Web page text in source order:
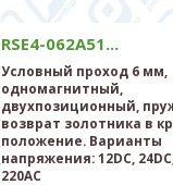
RSE4-062A51...
Условный проход 6 мм,
одномагнитный,
двухпозиционный,
возврат золотника в
положение. Варианты
напряжения: 12DC,
220AC